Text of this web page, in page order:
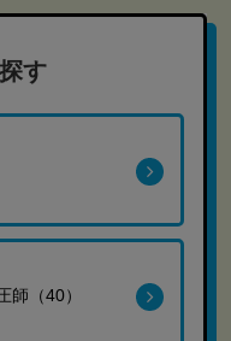
す
師（40）